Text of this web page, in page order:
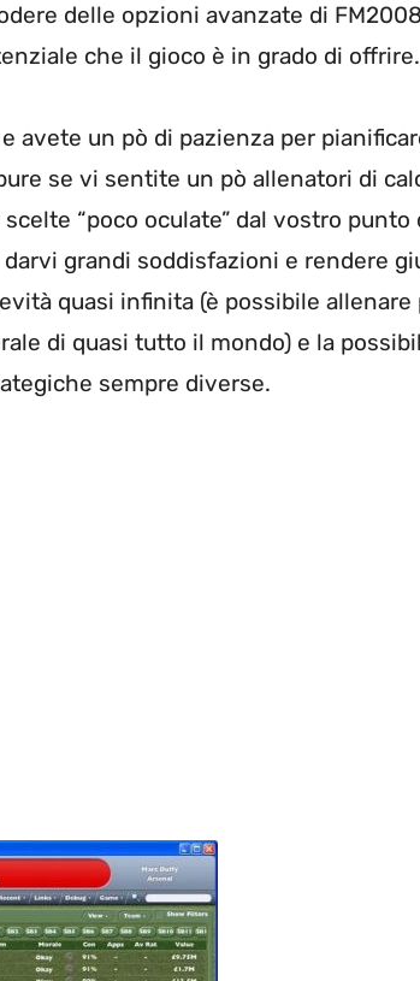
delle opzioni avanzate di
che il gioco è in grado di offrire.
avete un pò di pazienza per
se vi sentite un pò allenatori di
“poco oculate” dal vostro punto
grandi soddisfazioni e rendere
quasi infinita (è possibile
di quasi tutto il mondo) e la
sempre diverse.